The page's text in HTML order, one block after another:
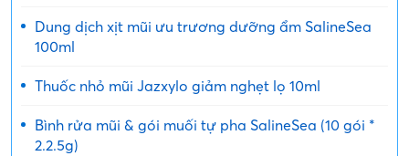
Dung dịch xịt mũi ưu trương dưỡng ẩm SalineSea
100ml
Thuốc nhỏ mũi Jazxylo giảm nghẹt lọ 10ml
Bình rửa mũi & gói muối tự pha SalineSea (10 gói *
2.2.5g)